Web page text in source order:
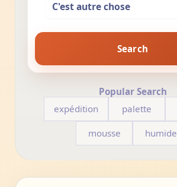
Search
Popular Search
expédition
palette
mousse humide